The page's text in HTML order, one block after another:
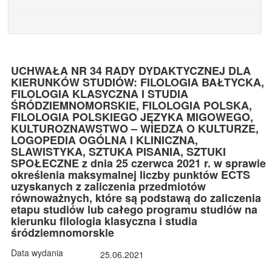
UCHWAŁA NR 34 RADY DYDAKTYCZNEJ DLA
KIERUNKÓW STUDIÓW: FILOLOGIA BAŁTYCKA,
FILOLOGIA KLASYCZNA I STUDIA
ŚRÓDZIEMNOMORSKIE, FILOLOGIA POLSKA,
FILOLOGIA POLSKIEGO JĘZYKA MIGOWEGO,
KULTUROZNAWSTWO – WIEDZA O KULTURZE,
LOGOPEDIA OGÓLNA I KLINICZNA,
SLAWISTYKA, SZTUKA PISANIA, SZTUKI
SPOŁECZNE z dnia 25 czerwca 2021 r. w sprawie
określenia maksymalnej liczby punktów ECTS
uzyskanych z zaliczenia przedmiotów
równoważnych, które są podstawą do zaliczenia
etapu studiów lub całego programu studiów na
kierunku filologia klasyczna i studia
śródziemnomorskie
Data wydania
25.06.2021